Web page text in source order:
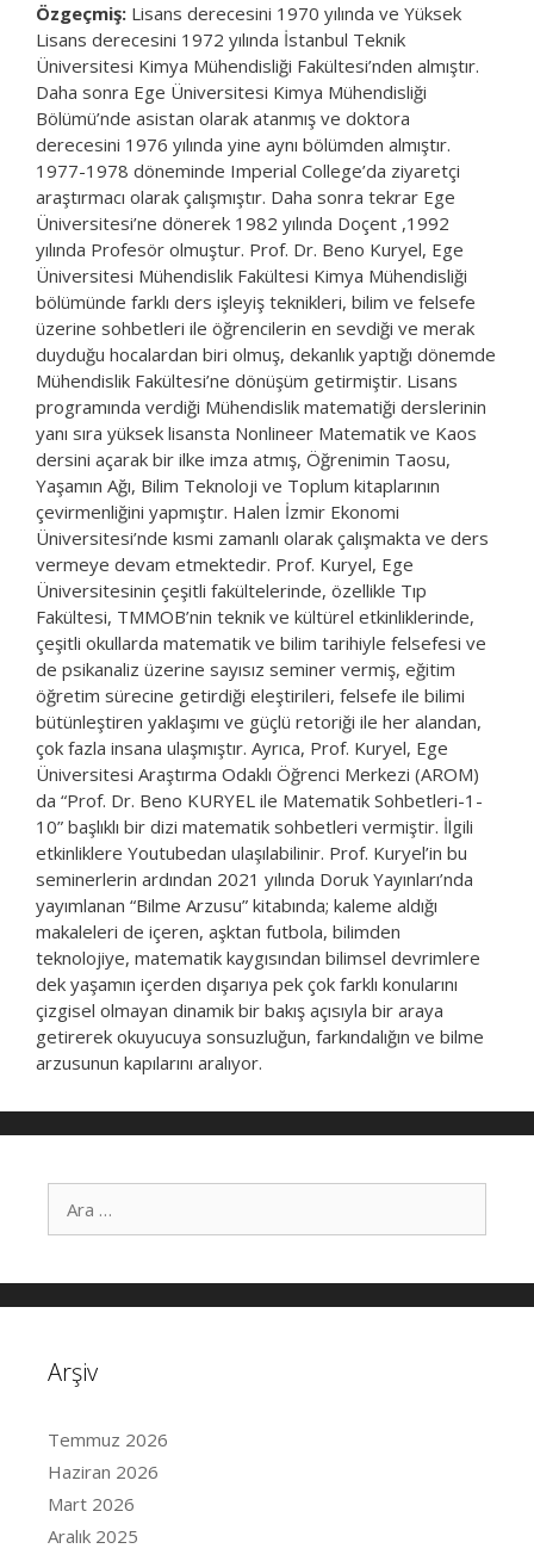
Özgeçmiş: Lisans derecesini 1970 yılında ve Yüksek
Lisans derecesini 1972 yılında İstanbul Teknik
Üniversitesi Kimya Mühendisliği Fakültesi’nden almıştır.
Daha sonra Ege Üniversitesi Kimya Mühendisliği
Bölümü’nde asistan olarak atanmış ve doktora
derecesini 1976 yılında yine aynı bölümden almıştır.
1977-1978 döneminde Imperial College’da ziyaretçi
araştırmacı olarak çalışmıştır. Daha sonra tekrar Ege
Üniversitesi’ne dönerek 1982 yılında Doçent ,1992
yılında Profesör olmuştur. Prof. Dr. Beno Kuryel, Ege
Üniversitesi Mühendislik Fakültesi Kimya Mühendisliği
bölümünde farklı ders işleyiş teknikleri, bilim ve felsefe
üzerine sohbetleri ile öğrencilerin en sevdiği ve merak
duyduğu hocalardan biri olmuş, dekanlık yaptığı dönemde
Mühendislik Fakültesi’ne dönüşüm getirmiştir. Lisans
programında verdiği Mühendislik matematiği derslerinin
yanı sıra yüksek lisansta Nonlineer Matematik ve Kaos
dersini açarak bir ilke imza atmış, Öğrenimin Taosu,
Yaşamın Ağı, Bilim Teknoloji ve Toplum kitaplarının
çevirmenliğini yapmıştır. Halen İzmir Ekonomi
Üniversitesi’nde kısmi zamanlı olarak çalışmakta ve ders
vermeye devam etmektedir. Prof. Kuryel, Ege
Üniversitesinin çeşitli fakültelerinde, özellikle Tıp
Fakültesi, TMMOB’nin teknik ve kültürel etkinliklerinde,
çeşitli okullarda matematik ve bilim tarihiyle felsefesi ve
de psikanaliz üzerine sayısız seminer vermiş, eğitim
öğretim sürecine getirdiği eleştirileri, felsefe ile bilimi
bütünleştiren yaklaşımı ve güçlü retoriği ile her alandan,
çok fazla insana ulaşmıştır. Ayrıca, Prof. Kuryel, Ege
Üniversitesi Araştırma Odaklı Öğrenci Merkezi (AROM)
da “Prof. Dr. Beno KURYEL ile Matematik Sohbetleri-1-
10” başlıklı bir dizi matematik sohbetleri vermiştir. İlgili
etkinliklere Youtubedan ulaşılabilinir. Prof. Kuryel’in bu
seminerlerin ardından 2021 yılında Doruk Yayınları’nda
yayımlanan “Bilme Arzusu” kitabında; kaleme aldığı
makaleleri de içeren, aşktan futbola, bilimden
teknolojiye, matematik kaygısından bilimsel devrimlere
dek yaşamın içerden dışarıya pek çok farklı konularını
çizgisel olmayan dinamik bir bakış açısıyla bir araya
getirerek okuyucuya sonsuzluğun, farkındalığın ve bilme
arzusunun kapılarını aralıyor.
a
Arşiv
Temmuz 2026
Haziran 2026
Mart 2026
Aralık 2025